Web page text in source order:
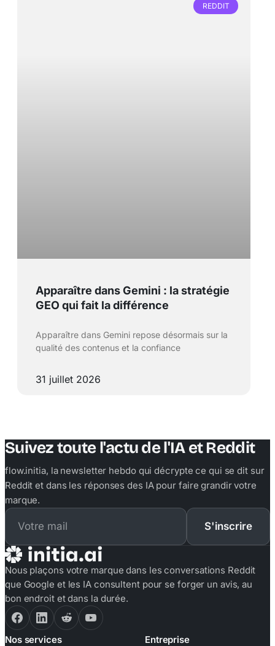
REDDIT
Apparaître dans Gemini : la stratégie
GEO qui fait la différence
Apparaître dans Gemini repose désormais sur la
qualité des contenus et la confiance
31 juillet 2026
Suivez toute l'actu de l'IA et Reddit
flow.initia, la newsletter hebdo qui décrypte ce qui se dit sur
Reddit et dans les réponses des IA pour faire grandir votre
marque.
S'inscrire
Nous plaçons votre marque dans les conversations Reddit
que Google et les IA consultent pour se forger un avis, au
bon endroit et dans la durée.
Nos services Entreprise